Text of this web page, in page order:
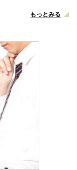
もっとみる